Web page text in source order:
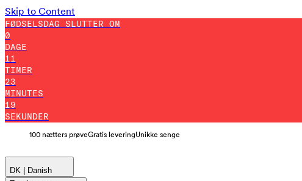
Skip to Content
FØDSELSDAG SLUTTER OM
0
DAGE
11
TIMER
23
MINUTES
17
SEKUNDER
100 nætters prøveGratis leveringUnikke senge
DK | Danish